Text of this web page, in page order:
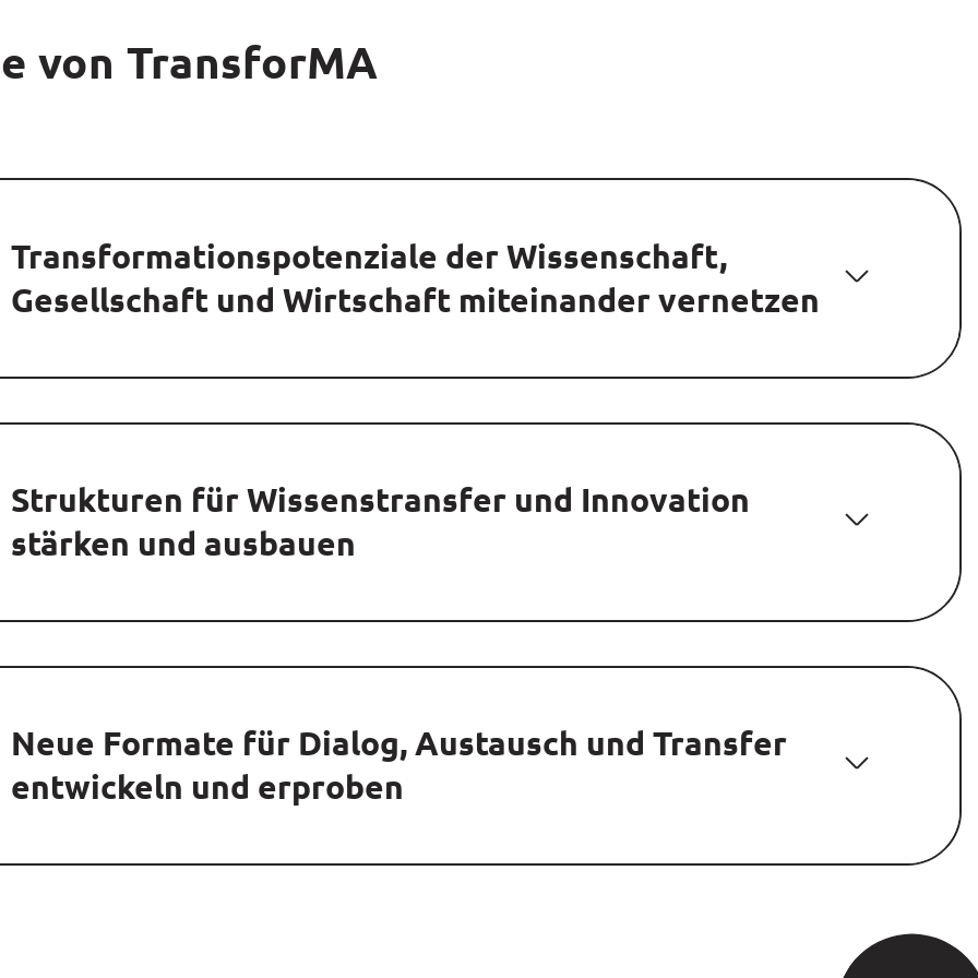
von TransforMA
Transformationspotenziale der Wissenschaft,
Gesellschaft und Wirtschaft miteinander vernetzen
Strukturen für Wissenstransfer und Innovation
stärken und ausbauen
Neue Formate für Dialog, Austausch und Transfer
entwickeln und erproben